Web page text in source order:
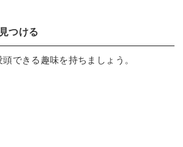
つける
できる趣味を持ちましょう。